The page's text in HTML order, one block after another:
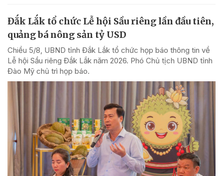
Đắk Lắk tổ chức Lễ hội Sầu riêng lần đầu tiên,
quảng bá nông sản tỷ USD
Chiều 5/8, UBND tỉnh Đắk Lắk tổ chức họp báo thông tin về
Lễ hội Sầu riêng Đắk Lắk năm 2026. Phó Chủ tịch UBND tỉnh
Đào Mỹ chủ trì họp báo.